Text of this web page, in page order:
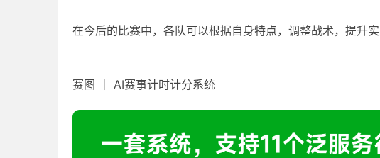
在今后的比赛中，各队可以根据自身特点，调整战术，提升
赛图 ｜ AI赛事计时计分系统